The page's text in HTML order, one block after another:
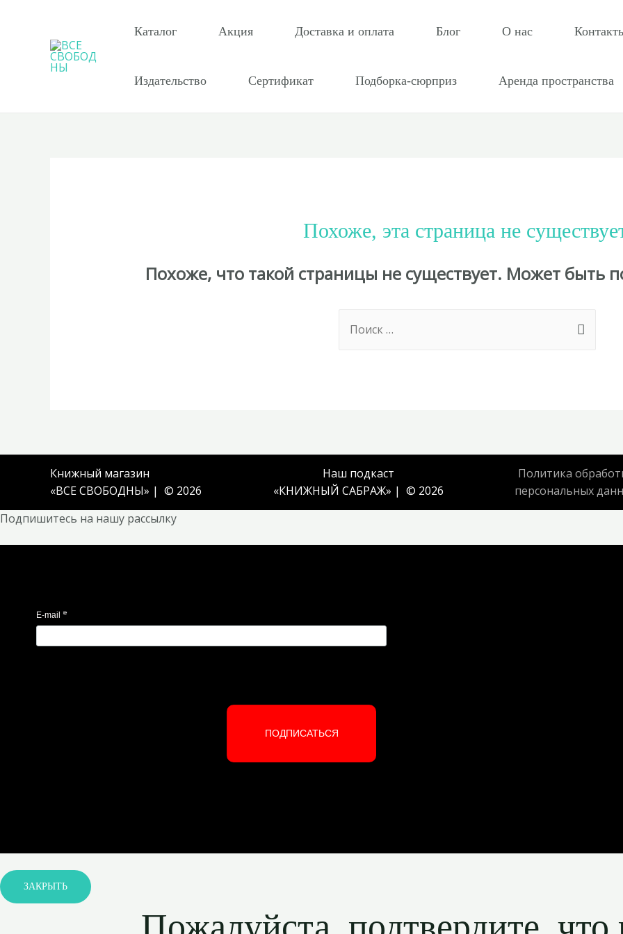
содержимому
Каталог Акция Доставка и оплата Блог О нас
Издательство Сертификат Подборка-сюрприз Аренда пространства
Похоже, эта страница не
Похоже, что такой страницы не существует. Может быть
for:
Книжный магазин
«ВСЕ СВОБОДНЫ» | © 2026
Наш подкаст
«КНИЖНЫЙ САБРАЖ» | © 2026
Политика
персональных
Подпишитесь на нашу рассылку
E-mail *
ПОДПИСАТЬСЯ
ЗАКРЫТЬ